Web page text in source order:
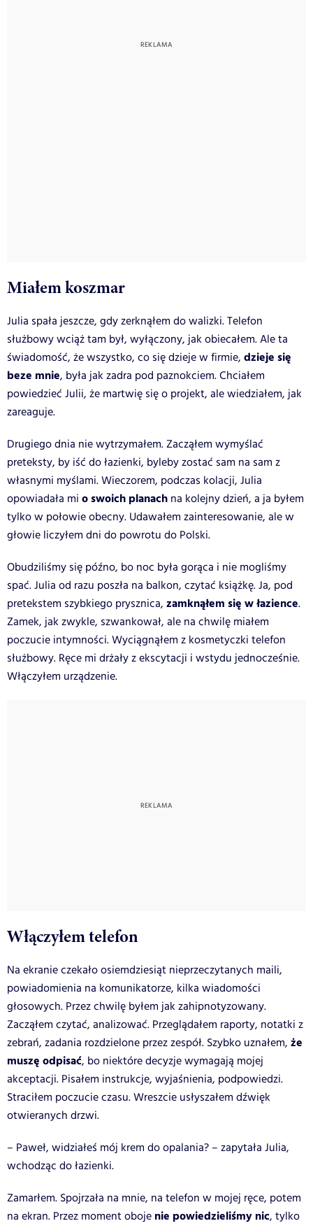
Miałem koszmar
Julia spała jeszcze, gdy zerknąłem do walizki. Telefon
służbowy wciąż tam był, wyłączony, jak obiecałem. Ale ta
świadomość, że wszystko, co się dzieje w firmie, dzieje się
beze mnie, była jak zadra pod paznokciem. Chciałem
powiedzieć Julii, że martwię się o projekt, ale wiedziałem, jak
zareaguje.
Drugiego dnia nie wytrzymałem. Zacząłem wymyślać
preteksty, by iść do łazienki, byleby zostać sam na sam z
własnymi myślami. Wieczorem, podczas kolacji, Julia
opowiadała mi o swoich planach na kolejny dzień, a ja byłem
tylko w połowie obecny. Udawałem zainteresowanie, ale w
głowie liczyłem dni do powrotu do Polski.
Obudziliśmy się późno, bo noc była gorąca i nie mogliśmy
spać. Julia od razu poszła na balkon, czytać książkę. Ja, pod
pretekstem szybkiego prysznica, zamknąłem się w łazience.
Zamek, jak zwykle, szwankował, ale na chwilę miałem
poczucie intymności. Wyciągnąłem z kosmetyczki telefon
służbowy. Ręce mi drżały z ekscytacji i wstydu jednocześnie.
Włączyłem urządzenie.
Włączyłem telefon
Na ekranie czekało osiemdziesiąt nieprzeczytanych maili,
powiadomienia na komunikatorze, kilka wiadomości
głosowych. Przez chwilę byłem jak zahipnotyzowany.
Zacząłem czytać, analizować. Przeglądałem raporty, notatki z
zebrań, zadania rozdzielone przez zespół. Szybko uznałem, że
muszę odpisać, bo niektóre decyzje wymagają mojej
akceptacji. Pisałem instrukcje, wyjaśnienia, podpowiedzi.
Straciłem poczucie czasu. Wreszcie usłyszałem dźwięk
otwieranych drzwi.
– Paweł, widziałeś mój krem do opalania? – zapytała Julia,
wchodząc do łazienki.
Zamarłem. Spojrzała na mnie, na telefon w mojej ręce, potem
na ekran. Przez moment oboje nie powiedzieliśmy nic, tylko